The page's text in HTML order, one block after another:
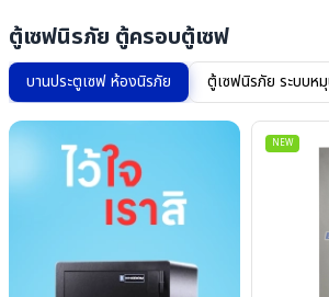
ตู้เซฟนิรภัย ตู้ครอบตู้เซฟ
บานประตูเซฟ ห้องนิรภัย
ตู้เซฟนิรภัย ระบบห
NEW